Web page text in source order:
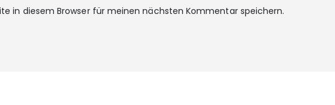
in diesem Browser für meinen nächsten Kommentar speichern.